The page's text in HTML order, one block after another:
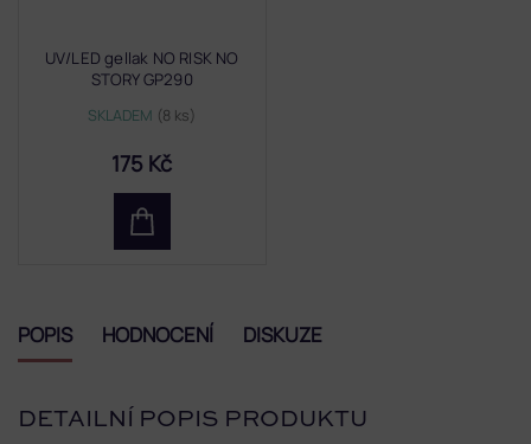
UV/LED gellak NO RISK NO
STORY GP290
SKLADEM (8 ks)
175 Kč
POPIS HODNOCENÍ DISKUZE
DETAILNÍ POPIS PRODUKTU